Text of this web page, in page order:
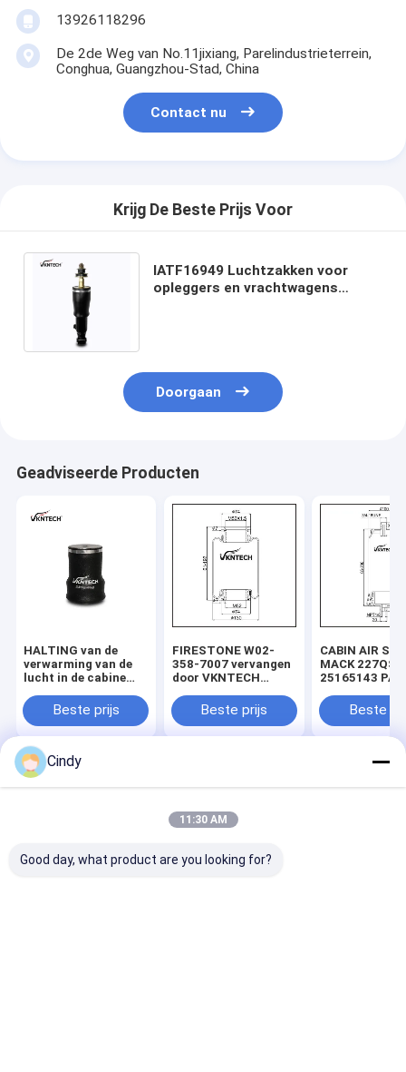
13926118296
De 2de Weg van No.11jixiang, Parelindustrieterrein,
Conghua, Guangzhou-Stad, China
Contact nu
Krijg De Beste Prijs Voor
IATF16949 Luchtzakken voor
opleggers en vrachtwagens
Doorgaan
Geadviseerde Producten
HALTING van de
verwarming van de
lucht in de cabine
227QS33 GY 1S4-
007 TRP AS70010
Firestone W02-358-
7031 VERVOLGD
door VKNTECH
1S7031
Beste prijs
FIRESTONE W02-
358-7007 vervangen
door VKNTECH
Beste prijs
CABIN AIR
MACK
25165143 PAI
1S4-173
door
Beste
ons
ons
Site
Sitemap
Privacy Policy
Rights Reserved.
Cindy
11:30 AM
Good day, what product are you looking for?